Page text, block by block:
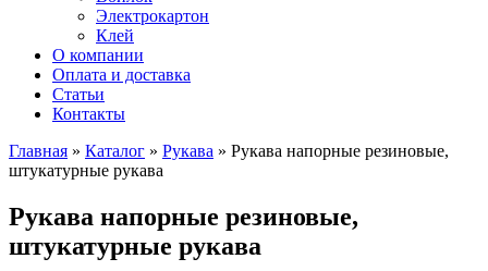
Электрокартон
Клей
О компании
Оплата и доставка
Статьи
Контакты
Главная » Каталог » Рукава » Рукава напорные резиновые,
штукатурные рукава
Рукава напорные резиновые,
штукатурные рукава